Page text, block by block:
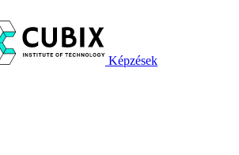
Képzések